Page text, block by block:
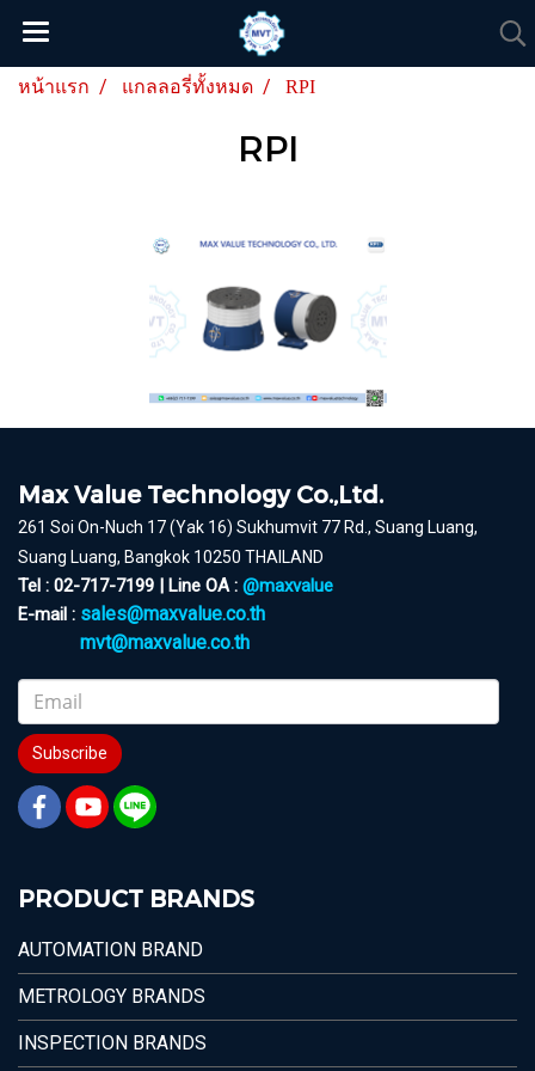
หน้าแรก แกลลอรี่ทั้งหมด RPI
RPI
Max Value Technology Co.,Ltd.
261 Soi On-Nuch 17 (Yak 16) Sukhumvit 77 Rd., Suang Luang,
Suang Luang, Bangkok 10250 THAILAND
Tel : 02-717-7199 | Line OA : @maxvalue
E-mail : sales@maxvalue.co.th
mvt@maxvalue.co.th
Subscribe
PRODUCT BRANDS
AUTOMATION BRAND
METROLOGY BRANDS
INSPECTION BRANDS